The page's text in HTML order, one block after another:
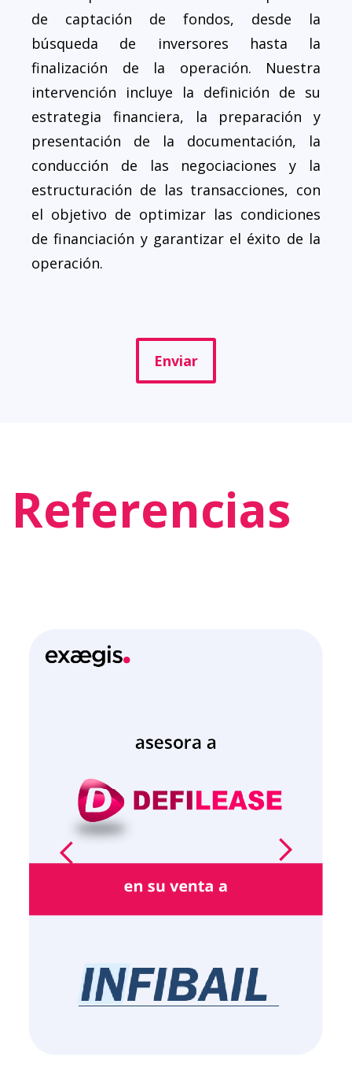
de captación de fondos, desde la
búsqueda de inversores hasta la
finalización de la operación. Nuestra
intervención incluye la definición de su
estrategia financiera, la preparación y
presentación de la documentación, la
conducción de las negociaciones y la
estructuración de las transacciones, con
el objetivo de optimizar las condiciones
de financiación y garantizar el éxito de la
operación.
Enviar
Referencias